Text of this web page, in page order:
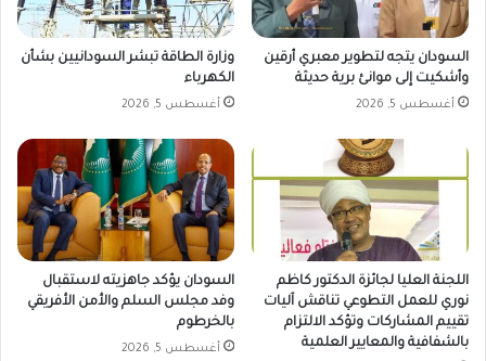
السودان يتجه لتطوير معبري أرقين
وأشكيت إلى موانئ برية حديثة
أغسطس 5, 2026
وزارة الطاقة تبشر السودانيين بشأن
الكهرباء
أغسطس 5, 2026
اللجنة العليا لجائزة الدكتور كاظم
نوري للعمل التطوعي تناقش آليات
تقييم المشاركات وتؤكد الالتزام
بالشفافية والمعايير العلمية
السودان يؤكد جاهزيته لاستقبال
وفد مجلس السلم والأمن الأفريقي
بالخرطوم
أغسطس 5, 2026